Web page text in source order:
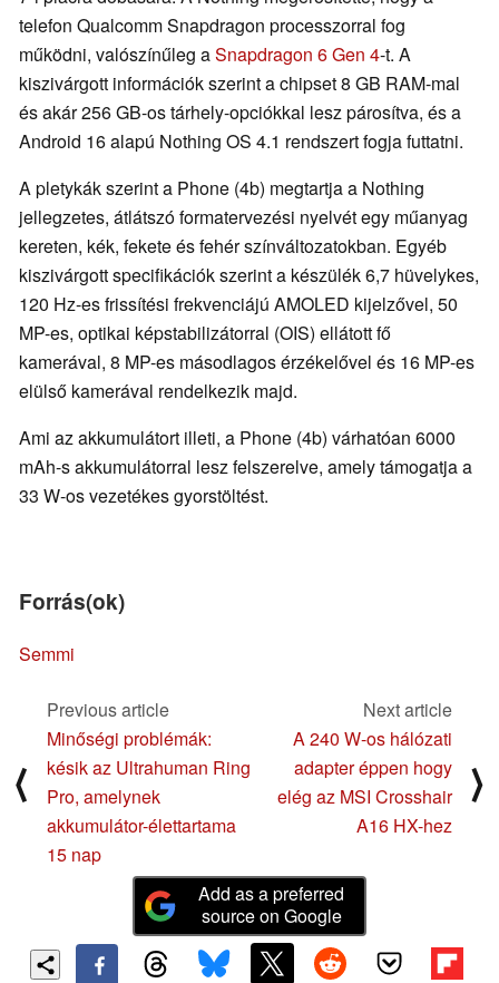
telefon Qualcomm Snapdragon processzorral fog
működni, valószínűleg aSnapdragon 6 Gen 4-t. A
kiszivárgott információk szerint a chipset 8 GB RAM-mal
és akár 256 GB-os tárhely-opciókkal lesz párosítva, és a
Android 16 alapú Nothing OS 4.1 rendszert fogja futtatni.
A pletykák szerint a Phone (4b) megtartja a Nothing
jellegzetes, átlátszó formatervezési nyelvét egy műanyag
kereten, kék, fekete és fehér színváltozatokban. Egyéb
kiszivárgott specifikációk szerint a készülék 6,7 hüvelykes,
120 Hz-es frissítési frekvenciájú AMOLED kijelzővel, 50
MP-es, optikai képstabilizátorral (OIS) ellátott fő
kamerával, 8 MP-es másodlagos érzékelővel és 16 MP-es
elülső kamerával rendelkezik majd.
Ami az akkumulátort illeti, a Phone (4b) várhatóan 6000
mAh-s akkumulátorral lesz felszerelve, amely támogatja a
33 W-os vezetékes gyorstöltést.
Forrás(ok)
Semmi
⟨
Previous article
Minőségi problémák:
késik az Ultrahuman Ring
Pro, amelynek
akkumulátor-élettartama
15 nap
Next article
A 240 W-os hálózati
adapter éppen hogy
elég az MSI Crosshair
A16 HX-hez
⟩
Add as a preferred
source on Google